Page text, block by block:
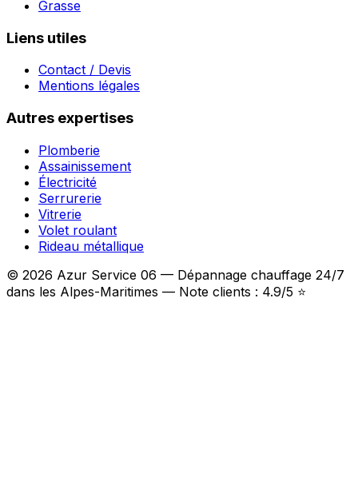
Grasse
Liens utiles
Contact / Devis
Mentions légales
Autres expertises
Plomberie
Assainissement
Électricité
Serrurerie
Vitrerie
Volet roulant
Rideau métallique
© 2026 Azur Service 06 — Dépannage chauffage 24/7
dans les Alpes-Maritimes — Note clients : 4.9/5 ⭐